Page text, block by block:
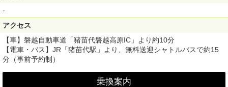
-
アクセス
【車】磐越自動車道「猪苗代磐越高原IC」より約10分
【電車・バス】JR「猪苗代駅」より、無料送迎シャトルバスで約15
分（事前予約制）
乗換案内